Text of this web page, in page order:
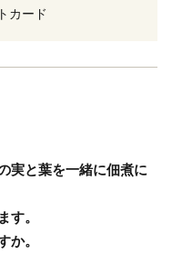
カード
実と葉を一緒に佃煮に
す。
か。